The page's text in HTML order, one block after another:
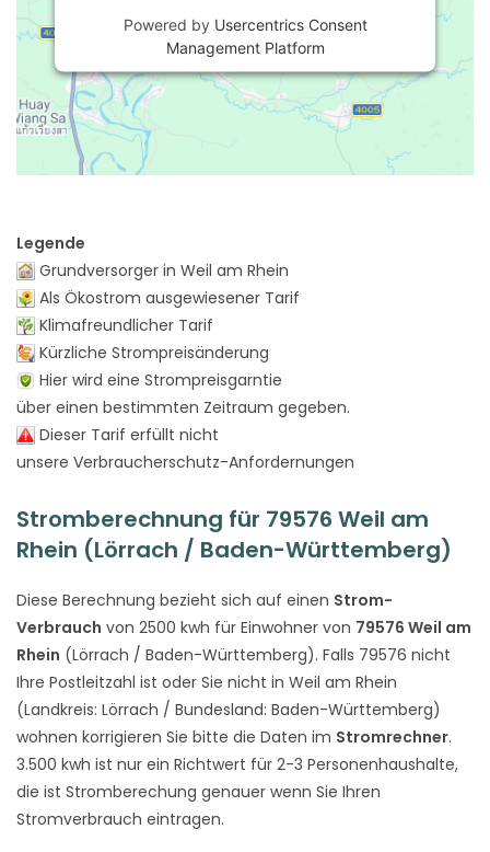
Powered by Usercentrics Consent
Management Platform
Legende
Grundversorger in Weil am Rhein
Als Ökostrom ausgewiesener Tarif
Klimafreundlicher Tarif
Kürzliche Strompreisänderung
Hier wird eine Strompreisgarntie
über einen bestimmten Zeitraum gegeben.
Dieser Tarif erfüllt nicht
unsere Verbraucherschutz-Anfordernungen
Stromberechnung für 79576 Weil am
Rhein (Lörrach / Baden-Württemberg)
Diese Berechnung bezieht sich auf einen Strom-
Verbrauch von 2500 kwh für Einwohner von 79576 Weil am
Rhein (Lörrach / Baden-Württemberg). Falls 79576 nicht
Ihre Postleitzahl ist oder Sie nicht in Weil am Rhein
(Landkreis: Lörrach / Bundesland: Baden-Württemberg)
wohnen korrigieren Sie bitte die Daten im Stromrechner.
3.500 kwh ist nur ein Richtwert für 2-3 Personenhaushalte,
die ist Stromberechung genauer wenn Sie Ihren
Stromverbrauch eintragen.